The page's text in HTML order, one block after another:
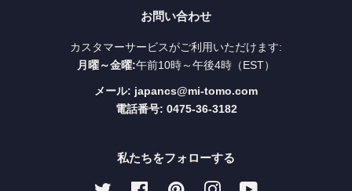
お問い合わせ
カスタマーサービスがご利用いただけます:
月曜～金曜:午前10時～午後4時（EST）
メール: japancs@mi-tomo.com
電話番号: 0475-36-3182
私たちをフォローする